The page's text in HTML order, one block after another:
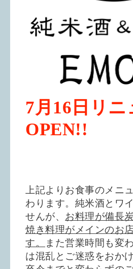
7月16日リ
OPEN!!
上記よりお食事のメニ
わります。純米酒とワ
せんが、 お料理が備長
焼き料理がメインのお
す。
また営業時間も変
は混乱とご迷惑をおか